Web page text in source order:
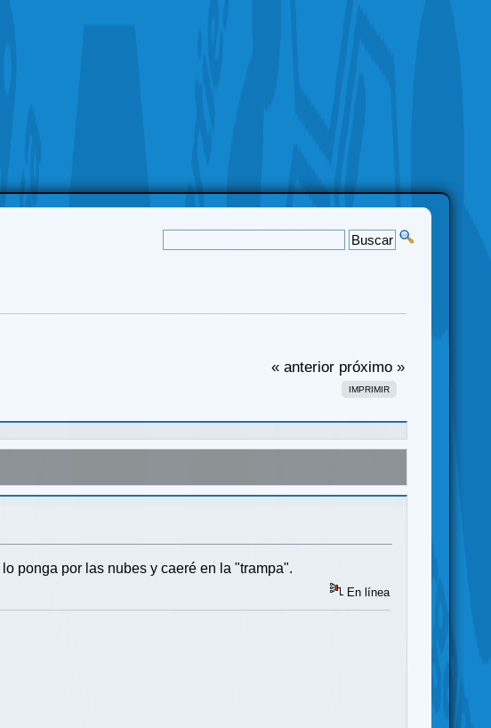
« anterior próximo »
IMPRIMIR
ponga por las nubes y caeré en la "trampa".
En línea